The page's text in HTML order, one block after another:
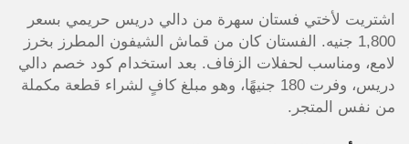
اشتريت لأختي فستان سهرة من دالي دريس حريمي بسعر
1,800 جنيه. الفستان كان من قماش الشيفون المطرز بخرز
لامع، ومناسب لحفلات الزفاف. بعد استخدام كود خصم دالي
دريس، وفرت 180 جنيهًا، وهو مبلغ كافٍ لشراء قطعة مكملة
من نفس المتجر.